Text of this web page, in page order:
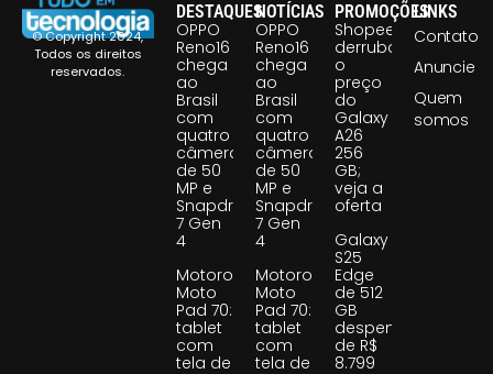
© Copyright 2024,
Todos os direitos
reservados.
DESTAQUES
OPPO
Reno16
chega
ao
Brasil
com
quatro
câmeras
de 50
MP e
Snapdragon
7 Gen
4
Motorola
Moto
Pad 70:
tablet
com
tela de
NOTÍCIAS
OPPO
Reno16
chega
ao
Brasil
com
quatro
câmeras
de 50
MP e
Snapdragon
7 Gen
4
Motorola
Moto
Pad 70:
tablet
com
tela de
PROMOÇÕES
Shopee
derruba
o
preço
do
Galaxy
A26
256
GB;
veja a
oferta
Galaxy
S25
Edge
de 512
GB
despenca
de R$
8.799
LINKS
Contato
Anuncie
Quem
somos